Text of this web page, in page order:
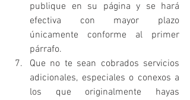
publique en su página y se hará
efectiva con mayor plazo
únicamente conforme al primer
párrafo.
Que no te sean cobrados servicios
adicionales, especiales o conexos a
los que originalmente hayas